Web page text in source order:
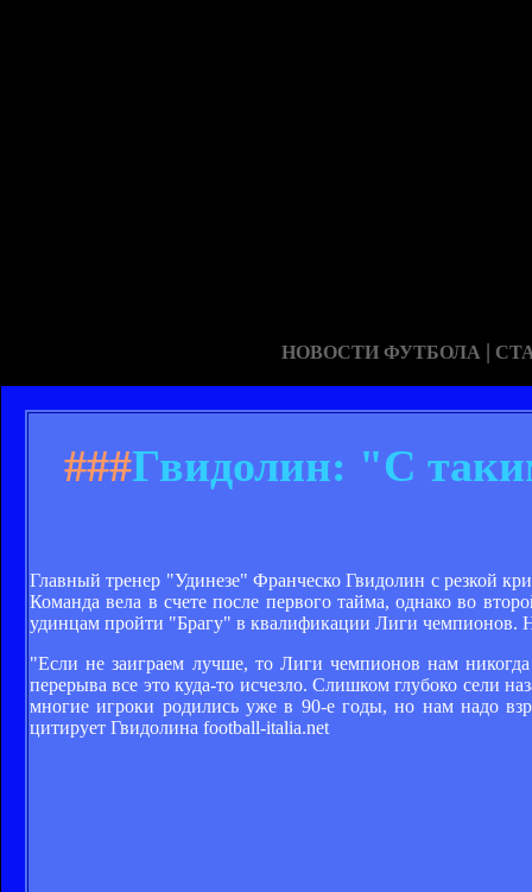
НОВОСТИ ФУТБОЛА |
###Гвидолин: "С
Главный тренер "Удинезе" Франческо Гвидолин с резкой
Команда вела в счете после первого тайма, однако во
удинцам пройти "Брагу" в квалификации Лиги чемпионов.
"Если не заиграем лучше, то Лиги чемпионов нам
перерыва все это куда-то исчезло. Слишком глубоко сели
многие игроки родились уже в 90-е годы, но нам надо
цитирует Гвидолина football-italia.net